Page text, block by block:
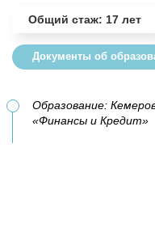
Общий стаж: 17 лет
Документы об
Образование:
«Финансы и Кредит»